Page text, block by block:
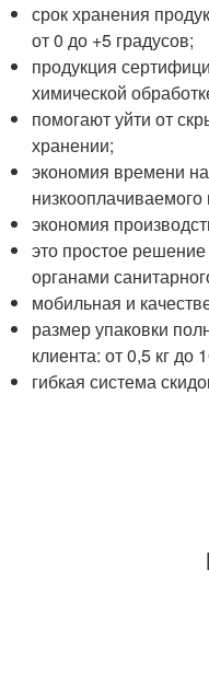
срок хранения
от 0 до +5 градусов;
продукция
химической
помогают уйти от
хранении;
экономия времени
экономия
это простое
органами
мобильная и
размер упаковки
клиента: от 0,5 кг до
гибкая система